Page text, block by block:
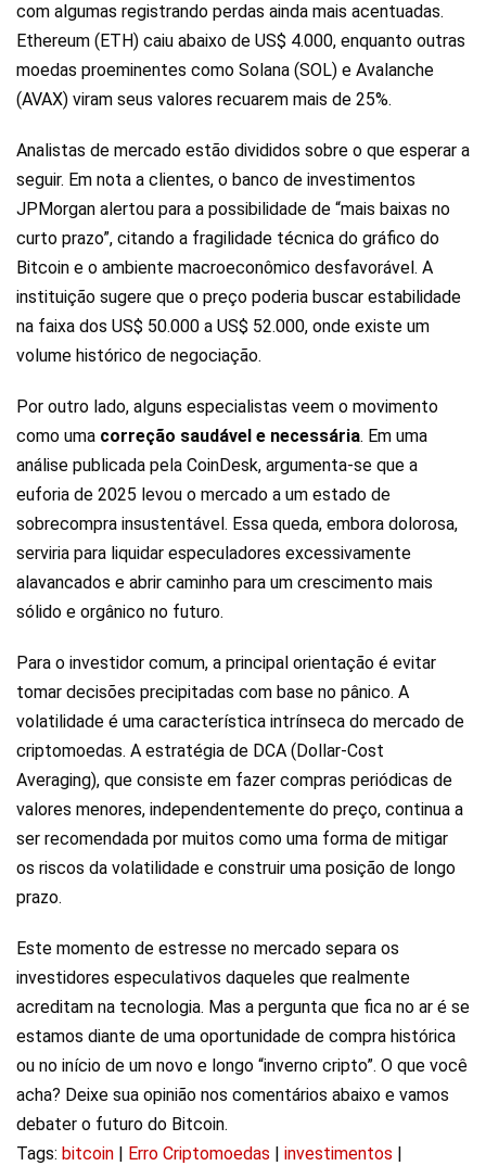
com algumas registrando perdas ainda mais acentuadas.
Ethereum (ETH) caiu abaixo de US$ 4.000, enquanto outras
moedas proeminentes como Solana (SOL) e Avalanche
(AVAX) viram seus valores recuarem mais de 25%.
Analistas de mercado estão divididos sobre o que esperar a
seguir. Em nota a clientes, o banco de investimentos
JPMorgan alertou para a possibilidade de “mais baixas no
curto prazo”, citando a fragilidade técnica do gráfico do
Bitcoin e o ambiente macroeconômico desfavorável. A
instituição sugere que o preço poderia buscar estabilidade
na faixa dos US$ 50.000 a US$ 52.000, onde existe um
volume histórico de negociação.
Por outro lado, alguns especialistas veem o movimento
como uma correção saudável e necessária. Em uma
análise publicada pela CoinDesk, argumenta-se que a
euforia de 2025 levou o mercado a um estado de
sobrecompra insustentável. Essa queda, embora dolorosa,
serviria para liquidar especuladores excessivamente
alavancados e abrir caminho para um crescimento mais
sólido e orgânico no futuro.
Para o investidor comum, a principal orientação é evitar
tomar decisões precipitadas com base no pânico. A
volatilidade é uma característica intrínseca do mercado de
criptomoedas. A estratégia de DCA (Dollar-Cost
Averaging), que consiste em fazer compras periódicas de
valores menores, independentemente do preço, continua a
ser recomendada por muitos como uma forma de mitigar
os riscos da volatilidade e construir uma posição de longo
prazo.
Este momento de estresse no mercado separa os
investidores especulativos daqueles que realmente
acreditam na tecnologia. Mas a pergunta que fica no ar é se
estamos diante de uma oportunidade de compra histórica
ou no início de um novo e longo “inverno cripto”. O que você
acha? Deixe sua opinião nos comentários abaixo e vamos
debater o futuro do Bitcoin.
Tags: bitcoin | Erro Criptomoedas | investimentos |